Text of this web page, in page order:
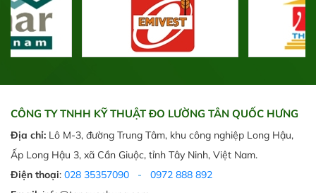
CÔNG TY TNHH KỸ THUẬT ĐO LƯỜNG TÂN QUỐC HƯNG
Địa chỉ: Lô M-3, đường Trung Tâm, khu công nghiệp Long Hậu,
Ấp Long Hậu 3, xã Cần Giuộc, tỉnh Tây Ninh, Việt Nam.
Điện thoại: 028 35357090 -
0972 888 892